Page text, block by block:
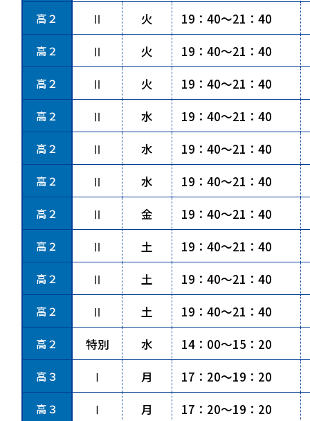
高２ Ⅱ 火 19：40～21：40
高２ Ⅱ 火 19：40～21：40
高２ Ⅱ 火 19：40～21：40
高２ Ⅱ 水 19：40～21：40
高２ Ⅱ 水 19：40～21：40
高２ Ⅱ 水 19：40～21：40
高２ Ⅱ 金 19：40～21：40
高２ Ⅱ 土 19：40～21：40
高２ Ⅱ 土 19：40～21：40
高２ Ⅱ 土 19：40～21：40
高２ 特別 水 14：00～15：20
高３ Ⅰ 月 17：20～19：20
高３ Ⅰ 月 17：20～19：20